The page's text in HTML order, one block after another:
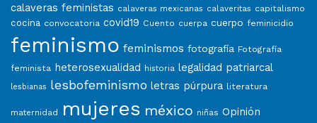
calaveras feministas calaveras mexicanas calaveritas capitalismo
cocina convocatoria covid19 Cuento cuerpa cuerpo feminicidio
feminismo feminismos fotografía Fotografía
feminista heterosexualidad historia legalidad patriarcal
lesbianas lesbofeminismo letras púrpura literatura
maternidad mujeres méxico niñas Opinión